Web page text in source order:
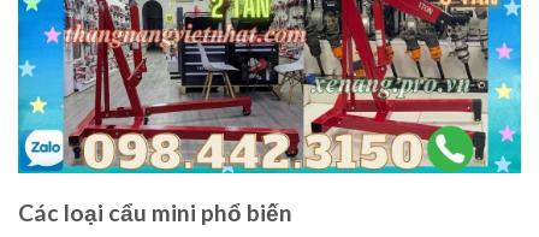
Các loại cẩu mini phổ biến